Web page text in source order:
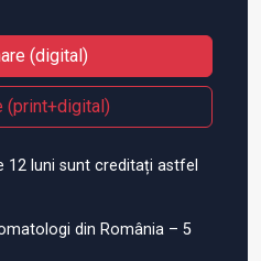
(digital)
(print+digital)
luni sunt creditați astfel
din România – 5